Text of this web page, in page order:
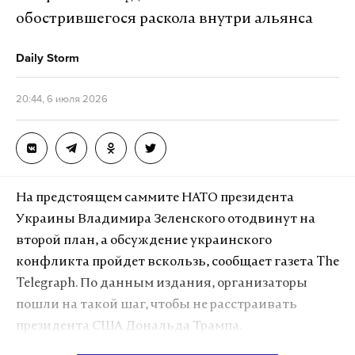
Белгородской, Брянской, Воронежской,
Курской, Липецкой, Орловской, Ростовской,
Рязанской, Смоленской, Тамбовской, Тульской
областями, Московским регионом,
Краснодарским краем, Крымом, а также над
акваториями Азовского и Черного морей.
Подпишитесь на Daily Storm вMAX. Он
работает там, где тормозит интернет.
А еще мы есть вTelegram,ДзениVK
Макс Telegram
Дзен
обострившегося раскола внутри альянса
Daily Storm
20:44, 6 июля 2026
На предстоящем саммите НАТО президента
Украины Владимира Зеленского отодвинут на
второй план, а обсуждение украинского
конфликта пройдет вскользь, сообщает газета The
Telegraph. По данным издания, организаторы
пошли на такой шаг, чтобы не расстраивать
президента США Дональда Трампа.